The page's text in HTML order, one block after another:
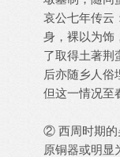
哀公七年传云
身，裸以为饰
了取得土著荆
后亦随乡人俗
但这一情况至
② 西周时期的
原铜器或明显